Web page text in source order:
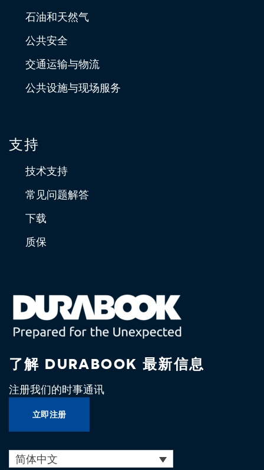
石油和天然气
公共安全
交通运输与物流
公共设施与现场服务
支持
技术支持
常见问题解答
下载
质保
了解 DURABOOK 最新信息
注册我们的时事通讯
立即注册
简体中文